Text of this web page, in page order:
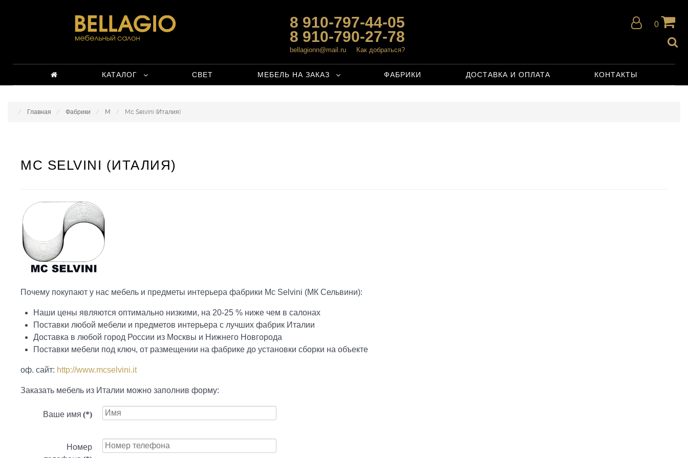
8 910-797-44-05
8 910-790-27-78
bellagionn@mail.ru Как добраться?
0
КАТАЛОГ СВЕТ МЕБЕЛЬ НА ЗАКАЗ ФАБРИКИ ДОСТАВКА И ОПЛАТА КОНТАКТЫ
Главная Фабрики M Mc Selvini (Италия)
MC SELVINI (ИТАЛИЯ)
Почему покупают у нас мебель и предметы интерьера фабрики Mc Selvini (МК Сельвини):
Наши цены являются оптимально низкими, на 20-25 % ниже чем в салонах
Поставки любой мебели и предметов интерьера с лучших фабрик Италии
Доставка в любой город России из Москвы и Нижнего Новгорода
Поставки мебели под ключ, от размещении на фабрике до установки сборки на объекте
оф. сайт: http://www.mcselvini.it
Заказать мебель из Италии можно заполнив форму:
Ваше имя (*)
Номер